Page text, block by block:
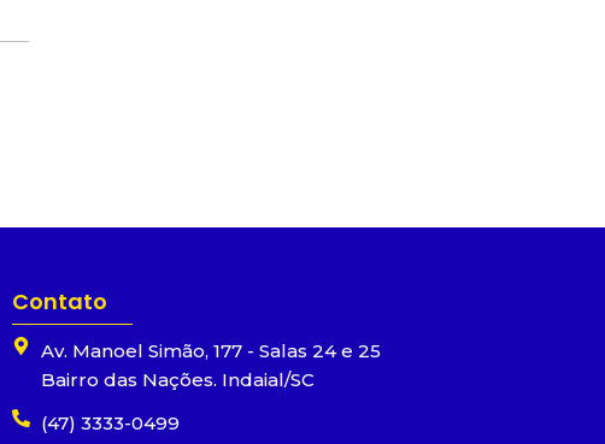
Contato
Av. Manoel Simão, 177 - Salas 24 e 25
Bairro das Nações. Indaial/SC
(47) 3333-0499